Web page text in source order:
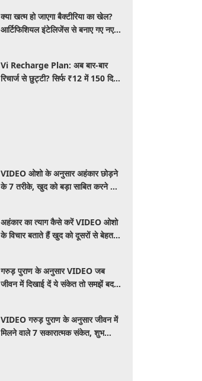
क्या खत्म हो जाएगा बैक्टीरिया का खेल?
आर्टिफिशियल इंटेलिजेंस से बनाए गए नए
Vi Recharge Plan: अब बार-बार
रिचार्ज से छुट्टी? सिर्फ ₹12 में 150 दिन
VIDEO ओशो के अनुसार अहंकार छोड़ने
के 7 तरीके, खुद को बड़ा साबित करने की
अहंकार का त्याग कैसे करें VIDEO ओशो
के विचार बताते हैं खुद को दूसरों से बेहतर
गरुड़ पुराण के अनुसार VIDEO जब
जीवन में दिखाई दें ये संकेत तो समझें बदल
VIDEO गरुड़ पुराण के अनुसार जीवन में
मिलने वाले 7 सकारात्मक संकेत, शुभ